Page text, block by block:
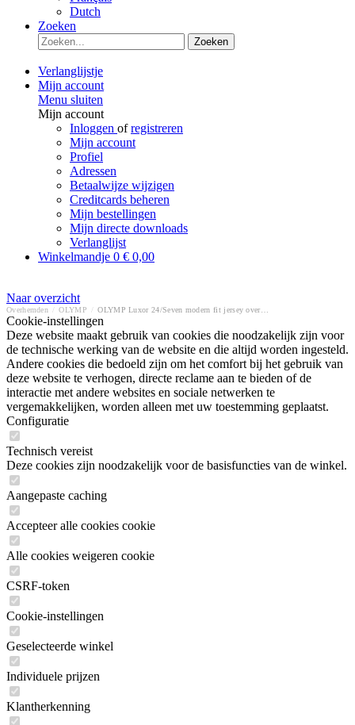
Dutch
Zoeken
Zoeken
Verlanglijstje
Mijn account
Menu sluiten
Mijn account
Inloggen ofregistreren
Mijn account
Profiel
Adressen
Betaalwijze wijzigen
Creditcards beheren
Mijn bestellingen
Mijn directe downloads
Verlanglijst
Winkelmandje 0 € 0,00
Naar overzicht
Overhemden OLYMP OLYMP Luxor 24/Seven modern fit jersey overhemd
Cookie-instellingen
Deze website maakt gebruik van cookies die noodzakelijk zijn voor
de technische werking van de website en die altijd worden ingesteld.
Andere cookies die bedoeld zijn om het comfort bij het gebruik van
deze website te verhogen, directe reclame aan te bieden of de
interactie met andere websites en sociale netwerken te
vergemakkelijken, worden alleen met uw toestemming geplaatst.
Configuratie
Technisch vereist
Deze cookies zijn noodzakelijk voor de basisfuncties van de winkel.
Aangepaste caching
Accepteer alle cookies cookie
Alle cookies weigeren cookie
CSRF-token
Cookie-instellingen
Geselecteerde winkel
Individuele prijzen
Klantherkenning